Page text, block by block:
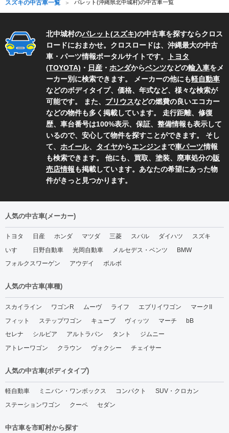
スズキの中古車一覧 パレット(沖縄県北中城村)の中古車一覧
北中城村のパレット(スズキ)の中古車を探すならクロス
ロードにおまかせ。クロスロードは、沖縄最大の中古
車・パーツ情報ポータルサイトです。
トヨタ
(TOYOTA) ・ 日産 ・ ホンダからベンツなどの輸入車をメ
ーカー別に検索できます。 メーカーの他にも軽自動車
などのボディタイプ、価格、年式など、様々な検索が
可能です。 また、 プリウスなどの燃費の良いエコカー
などの物件も多く掲載しています。 走行距離、修復
歴、車台番号は100%表示、保証、整備情報も表示して
いるので、安心して物件を探すことができます。 そし
て、 ホイール、 タイヤからエンジンまで車パーツ情報
も検索できます。 他にも、買取、塗装、廃車処分の販
売店情報も掲載しています。あなたの希望にあった物
件がきっと見つかります。
人気の中古車(メーカー)
トヨタ 日産 ホンダ マツダ 三菱 スバル ダイハツ
スズキ
いすゞ
日野自動車 光岡自動車 メルセデス・ベンツ
BMW
フォルクスワーゲン
アウデイ ボルボ
人気の中古車(車種)
スカイライン ワゴンR ムーヴ ライフ エブリイワゴン
マークII
フィット
ステップワゴン キューブ ヴィッツ マーチ
bB
セレナ
シルビア アルトラパン タント
ジムニー
アトレーワゴン
クラウン ヴォクシー チェイサー
人気の中古車(ボディタイプ)
軽自動車 ミニバン・ワンボックス コンパクト
SUV・クロカン
ステーションワゴン
クーペ セダン
中古車を市町村から探す